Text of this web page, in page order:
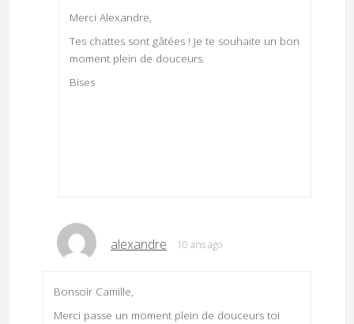
Merci Alexandre,
Tes chattes sont gâtées ! Je te souhaite un bon
moment plein de douceurs.
Bises
alexandre 10 ans ago
Bonsoir Camille,
Merci passe un moment plein de douceurs toi